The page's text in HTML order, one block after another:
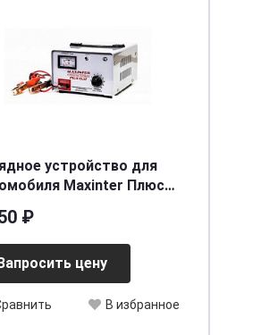
устройство для
Maxinter Плюс
₽
цену
В избранное